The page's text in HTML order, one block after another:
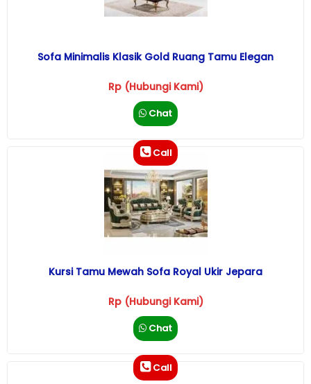
Sofa Minimalis Klasik Gold Ruang Tamu Elegan
Rp (Hubungi Kami)
Chat
Call
Kursi Tamu Mewah Sofa Royal Ukir Jepara
Rp (Hubungi Kami)
Chat
Call